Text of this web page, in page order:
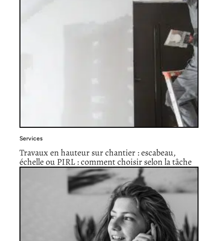
Services
Travaux en hauteur sur chantier : escabeau,
échelle ou PIRL : comment choisir selon la tâche